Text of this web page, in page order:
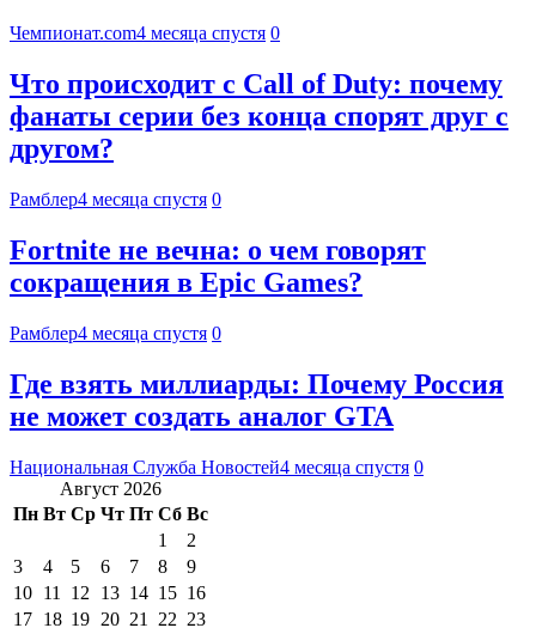
Чемпионат.com4 месяца спустя 0
Что происходит с Call of Duty: почему
фанаты серии без конца спорят друг с
другом?
Рамблер4 месяца спустя 0
Fortnite не вечна: о чем говорят
сокращения в Epic Games?
Рамблер4 месяца спустя 0
Где взять миллиарды: Почему Россия
не может создать аналог GTA
Национальная Служба Новостей4 месяца спустя 0
Август 2026
Пн Вт Ср Чт Пт Сб Вс
1
2
3
4 5 6 7 8
9
10 11 12 13 14 15 16
17 18 19 20 21 22 23